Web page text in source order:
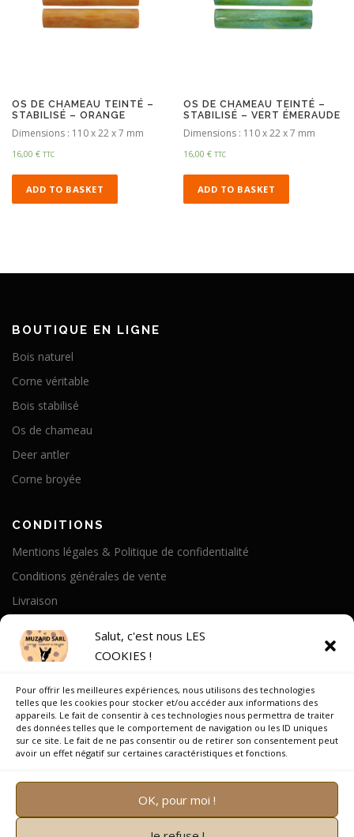
Salut, c'est nous LES
COOKIES !
Pour offrir les meilleures expériences, nous utilisons des technologies
telles que les cookies pour stocker et/ou accéder aux informations des
appareils. Le fait de consentir à ces technologies nous permettra de traiter
des données telles que le comportement de navigation ou les ID uniques
sur ce site. Le fait de ne pas consentir ou de retirer son consentement peut
avoir un effet négatif sur certaines caractéristiques et fonctions.
OK, pour moi !
OS DE CHAMEAU TEINTÉ –
STABILISÉ – ORANGE
Dimensions : 110 x 22 x 7 mm
16,00 € TTC
ADD TO BASKET
OS DE CHAMEAU TEINTÉ –
STABILISÉ – VERT ÉMERAUDE
Dimensions : 110 x 22 x 7 mm
16,00€ TTC
ADD TO BASKET
BOUTIQUE EN LIGNE
Bois naturel
Corne véritable
Bois stabilisé
Os de chameau
Deer antler
Corne broyée
CONDITIONS
Mentions légales & Politique de confidentialité
Conditions générales de vente
Livraison
Notre Histoire
On parle de nous
Recrutement